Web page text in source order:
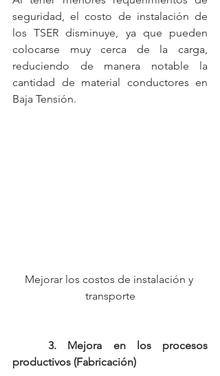
seguridad, el costo de instalación de
los TSER disminuye, ya que pueden
colocarse muy cerca de la carga,
reduciendo de manera notable la
cantidad de material conductores en
Baja Tensión.
Mejorar los costos de instalación y
transporte
3. Mejora en los procesos
productivos (Fabricación)